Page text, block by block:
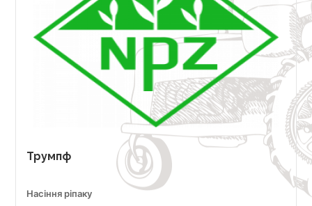
Трумпф
Насіння ріпаку